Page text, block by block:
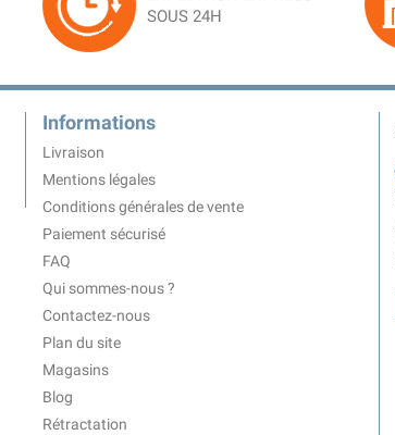
SOUS 24H
Informations
Livraison
Mentions légales
Conditions générales de vente
Paiement sécurisé
FAQ
Qui sommes-nous ?
Contactez-nous
Plan du site
Magasins
Blog
Rétractation